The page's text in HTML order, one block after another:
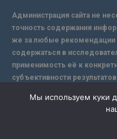
Администрация сайта не
точность содержания
же за любые рекомендации
содержаться в
применимость её к
субъективности
надежной защиты
Мы используем куки